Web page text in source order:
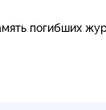
погибших